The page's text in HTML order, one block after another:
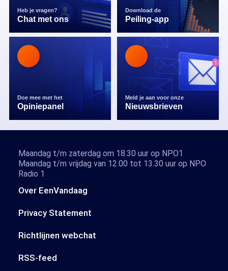
Heb je vragen?
Chat met ons
Download de
Peiling-app
Doe mee met het
Opiniepanel
Meld je aan voor onze
Nieuwsbrieven
Over EenVandaag
Privacy Statement
Richtlijnen webchat
RSS-feed
Maandag t/m zaterdag om 18.30 uur op NPO1
Maandag t/m vrijdag van 12.00 tot 13.30 uur op NPO
Radio 1